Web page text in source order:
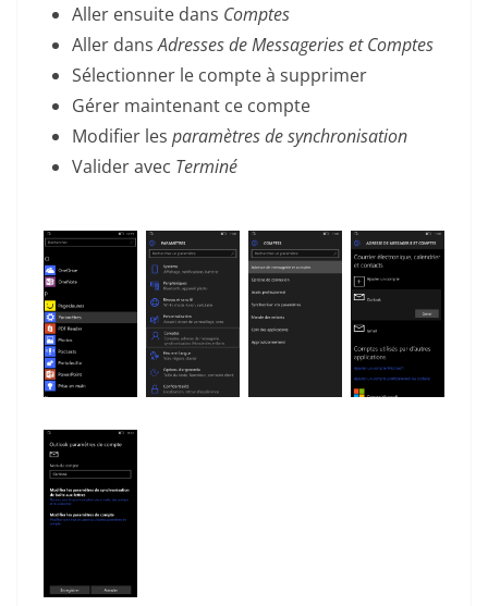
Aller ensuite dans Comptes
Aller dansAdresses de Messageries et Comptes
Sélectionner le compte à supprimer
Gérer maintenant ce compte
Modifier les paramètres de synchronisation
Valider avec Terminé